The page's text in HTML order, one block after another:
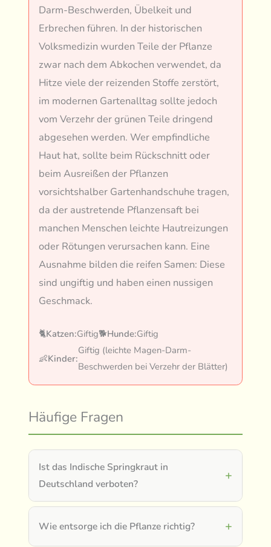
Darm-Beschwerden, Übelkeit und
Erbrechen führen. In der historischen
Volksmedizin wurden Teile der Pflanze
zwar nach dem Abkochen verwendet, da
Hitze viele der reizenden Stoffe zerstört,
im modernen Gartenalltag sollte jedoch
vom Verzehr der grünen Teile dringend
abgesehen werden. Wer empfindliche
Haut hat, sollte beim Rückschnitt oder
beim Ausreißen der Pflanzen
vorsichtshalber Gartenhandschuhe tragen,
da der austretende Pflanzensaft bei
manchen Menschen leichte Hautreizungen
oder Rötungen verursachen kann. Eine
Ausnahme bilden die reifen Samen: Diese
sind ungiftig und haben einen nussigen
Geschmack.
🐈Katzen:Giftig🐕Hunde:Giftig
👶Kinder:
Giftig (leichte Magen-Darm-
Beschwerden bei Verzehr der Blätter)
Häufige Fragen
Ist das Indische Springkraut in
Deutschland verboten?
Wie entsorge ich die Pflanze richtig?